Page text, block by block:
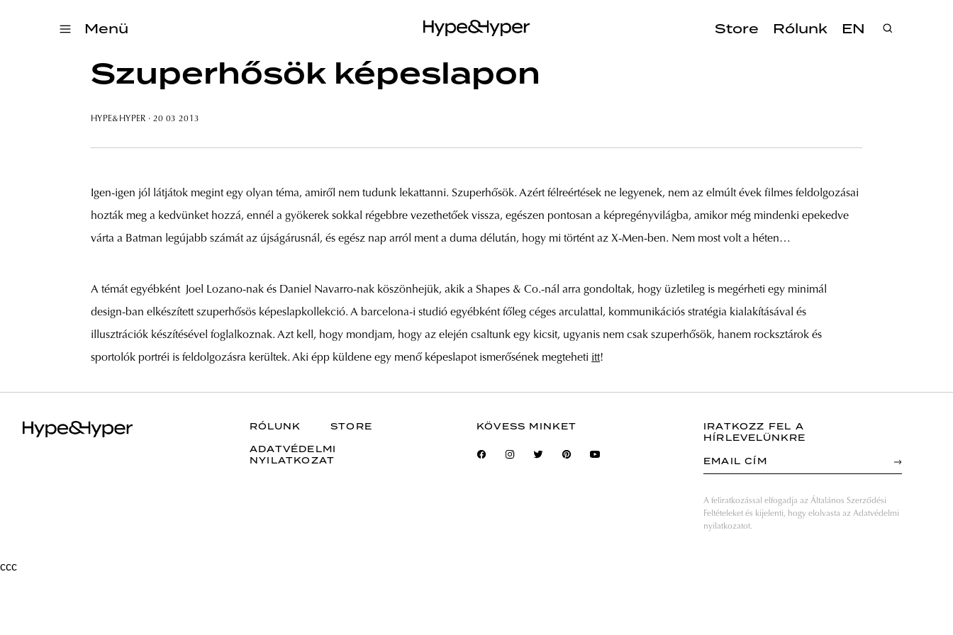
Menü Store Rólunk EN
Szuperhősök képeslapon
HYPE&HYPER · 20 03 2013
Igen-igen jól látjátok megint egy olyan téma, amiről nem tudunk lekattanni. Szuperhősök. Azért félreértések ne legyenek, nem az elmúlt évek filmes feldolgozásai
hozták meg a kedvünket hozzá, ennél a gyökerek sokkal régebbre vezethetőek vissza, egészen pontosan a képregényvilágba, amikor még mindenki epekedve
várta a Batman legújabb számát az újságárusnál, és egész nap arról ment a duma délután, hogy mi történt az X-Men-ben. Nem most volt a héten…
A témát egyébként Joel Lozano-nak és Daniel Navarro-nak köszönhejük, akik a Shapes & Co.-nál arra gondoltak, hogy üzletileg is megérheti egy minimál
design-ban elkészített szuperhősös képeslapkollekció. A barcelona-i studió egyébként főleg céges arculattal, kommunikációs stratégia kialakításával és
illusztrációk készítésével foglalkoznak. Azt kell, hogy mondjam, hogy az elején csaltunk egy kicsit, ugyanis nem csak szuperhősök, hanem rocksztárok és
sportolók portréi is feldolgozásra kerültek. Aki épp küldene egy menő képeslapot ismerősének megteheti itt!
RÓLUNK STORE
ADATVÉDELMI
NYILATKOZAT
KÖVESS MINKET
IRATKOZZ FEL A
HÍRLEVELÜNKRE
EMAIL CÍM
A feliratkozással elfogadja az Általános Szerződési
Feltételeket és kijelenti, hogy elolvasta az Adatvédelmi
nyilatkozatot.
ссс